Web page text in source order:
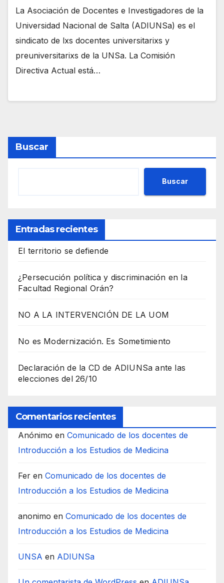
La Asociación de Docentes e Investigadores de la
Universidad Nacional de Salta (ADIUNSa) es el
sindicato de lxs docentes universitarixs y
preuniversitarixs de la UNSa. La Comisión
Directiva Actual está…
Buscar
Buscar
Entradas recientes
El territorio se defiende
¿Persecución política y discriminación en la
Facultad Regional Orán?
NO A LA INTERVENCIÓN DE LA UOM
No es Modernización. Es Sometimiento
Declaración de la CD de ADIUNSa ante las
elecciones del 26/10
Comentarios recientes
Anónimo en Comunicado de los docentes de
Introducción a los Estudios de Medicina
Fer en Comunicado de los docentes de
Introducción a los Estudios de Medicina
anonimo en Comunicado de los docentes de
Introducción a los Estudios de Medicina
UNSA en ADIUNSa